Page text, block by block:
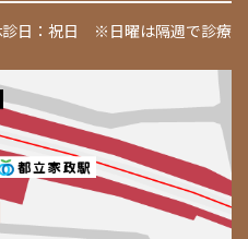
日：祝日 ※日曜は隔週で診療